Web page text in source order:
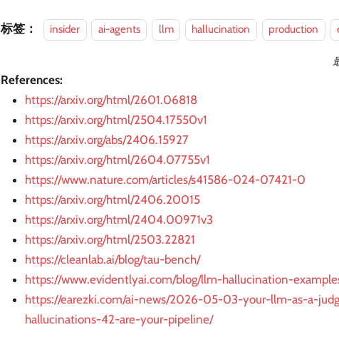
标签： insider ai-agents llm hallucination production
References:
https://arxiv.org/html/2601.06818
https://arxiv.org/html/2504.17550v1
https://arxiv.org/abs/2406.15927
https://arxiv.org/html/2604.07755v1
https://www.nature.com/articles/s41586-024-07421-0
https://arxiv.org/html/2406.20015
https://arxiv.org/html/2404.00971v3
https://arxiv.org/html/2503.22821
https://cleanlab.ai/blog/tau-bench/
https://www.evidentlyai.com/blog/llm-hallucination-
https://earezki.com/ai-news/2026-05-03-your-llm-as-a-
hallucinations-42-are-your-pipeline/